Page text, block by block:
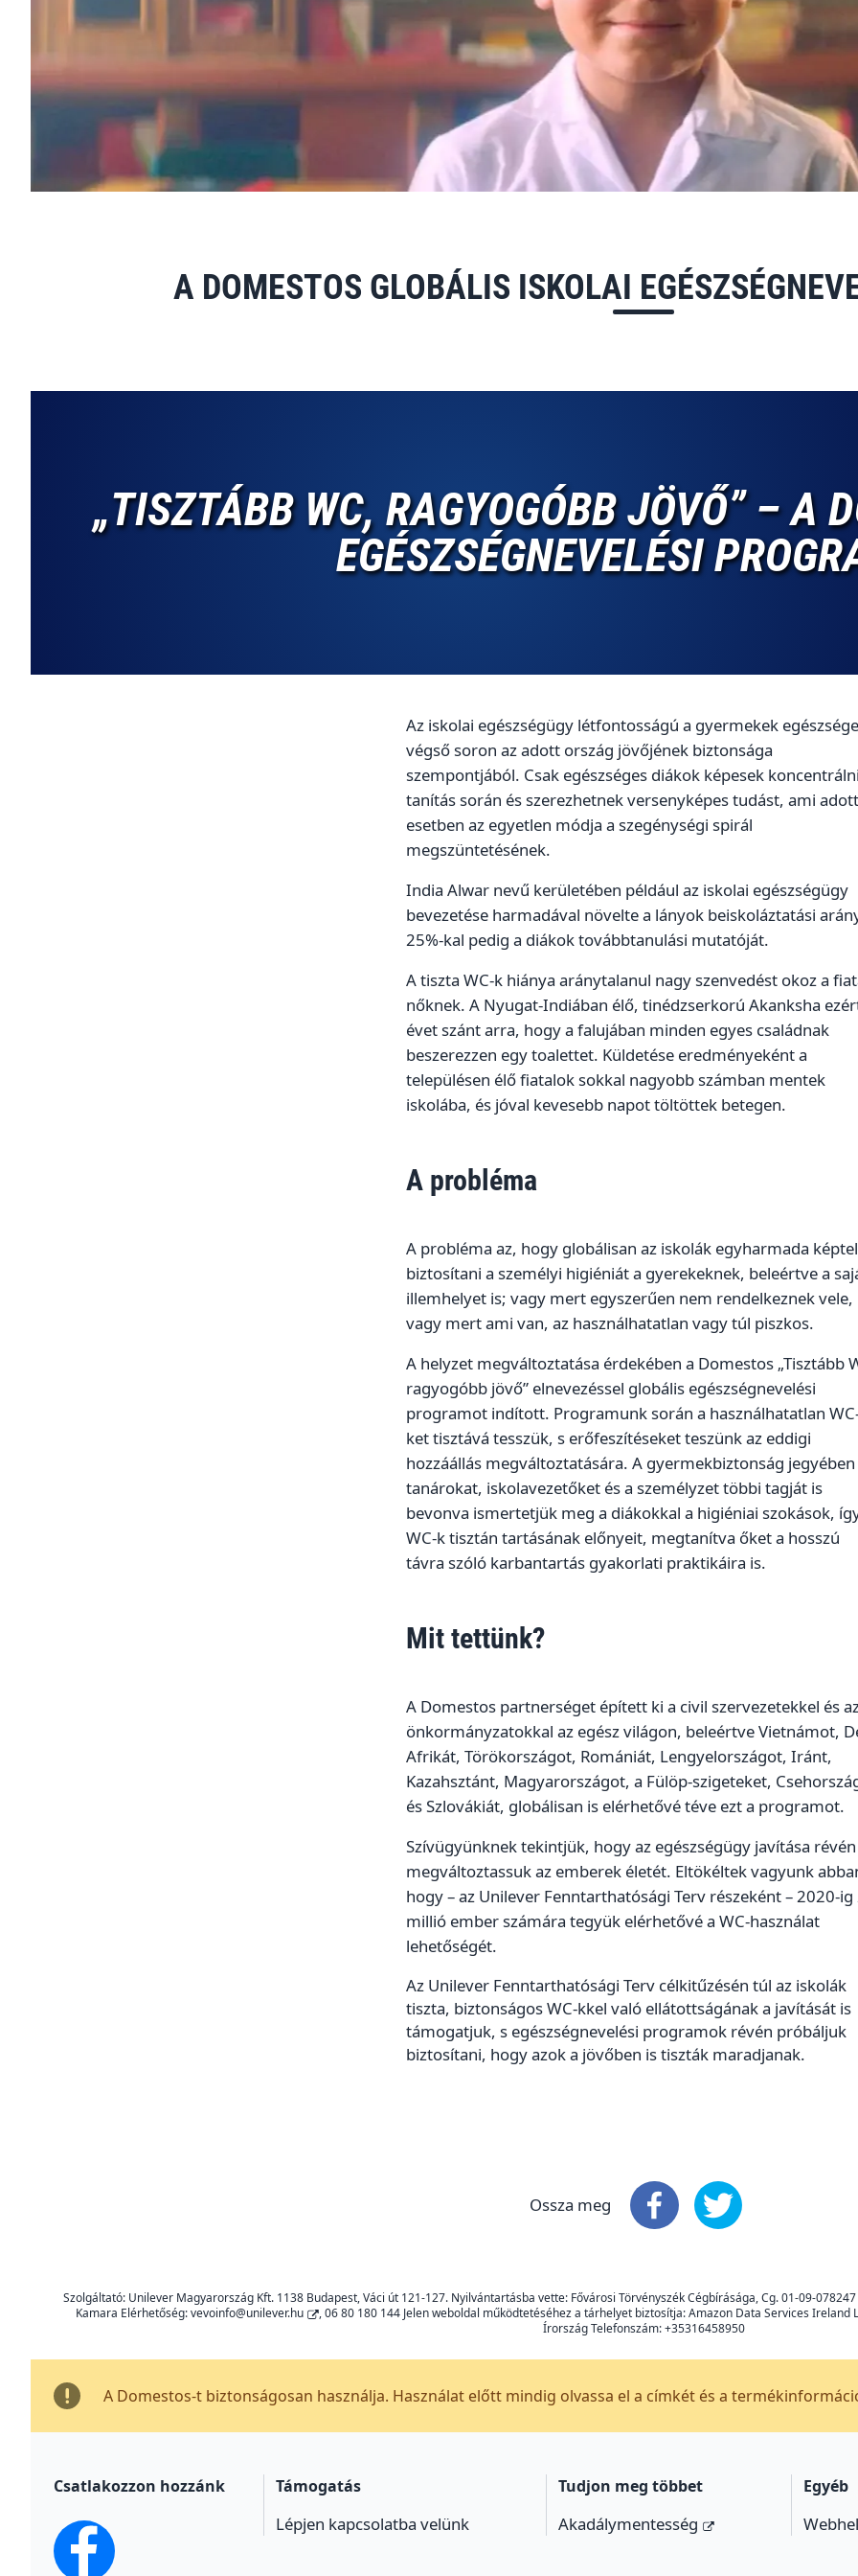
A DOMESTOS GLOBÁLIS ISKOLAI
„TISZTÁBB WC, RAGYOGÓBB JÖVŐ” – A
EGÉSZSÉGNEVELÉSI
Az iskolai egészségügy létfontosságú a gyermekek
végső soron az adott ország jövőjének biztonsága
szempontjából. Csak egészséges diákok képesek
tanítás során és szerezhetnek versenyképes tudást, ami adott
esetben az egyetlen módja a szegénységi spirál
megszüntetésének.
India Alwar nevű kerületében például az iskolai egészségügy
bevezetése harmadával növelte a lányok beiskoláztatási
25%-kal pedig a diákok továbbtanulási mutatóját.
A tiszta WC-k hiánya aránytalanul nagy szenvedést okoz a
nőknek. A Nyugat-Indiában élő, tinédzserkorú Akanksha
évet szánt arra, hogy a falujában minden egyes családnak
beszerezzen egy toalettet. Küldetése eredményeként a
településen élő fiatalok sokkal nagyobb számban mentek
iskolába, és jóval kevesebb napot töltöttek betegen.
A probléma
A probléma az, hogy globálisan az iskolák egyharmada
biztosítani a személyi higiéniát a gyerekeknek, beleértve a
illemhelyet is; vagy mert egyszerűen nem rendelkeznek vele,
vagy mert ami van, az használhatatlan vagy túl piszkos.
A helyzet megváltoztatása érdekében a Domestos „Tisztább
ragyogóbb jövő” elnevezéssel globális egészségnevelési
programot indított. Programunk során a használhatatlan
ket tisztává tesszük, s erőfeszítéseket teszünk az eddigi
hozzáállás megváltoztatására. A gyermekbiztonság jegyében
tanárokat, iskolavezetőket és a személyzet többi tagját is
bevonva ismertetjük meg a diákokkal a higiéniai szokások,
WC-k tisztán tartásának előnyeit, megtanítva őket a hosszú
távra szóló karbantartás gyakorlati praktikáira is.
Mit tettünk?
A Domestos partnerséget épített ki a civil szervezetekkel és
önkormányzatokkal az egész világon, beleértve Vietnámot,
Afrikát, Törökországot, Romániát, Lengyelországot, Iránt,
Kazahsztánt, Magyarországot, a Fülöp-szigeteket,
és Szlovákiát, globálisan is elérhetővé téve ezt a programot.
Szívügyünknek tekintjük, hogy az egészségügy javítása révén
megváltoztassuk az emberek életét. Eltökéltek vagyunk
hogy – az Unilever Fenntarthatósági Terv részeként – 2020-ig
millió ember számára tegyük elérhetővé a WC-használat
lehetőségét.
Az Unilever Fenntarthatósági Terv célkitűzésén túl az iskolák
tiszta, biztonságos WC-kkel való ellátottságának a javítását is
támogatjuk, s egészségnevelési programok révén próbáljuk
biztosítani, hogy azok a jövőben is tiszták maradjanak.
Ossza meg Ossza meg : Facebook
Ossza meg
Szolgáltató: Unilever Magyarország Kft. 1138 Budapest, Váci út 121-127. Nyilvántartásba vette: Fővárosi Törvényszék Cégbírásága, Cg. 01-09-
Kamara Elérhetőség:vevoinfo@unilever.hu
, 06 80 180 144 Jelen weboldal működtetéséhez a tárhelyet biztosítja: Amazon Data Services
Írország Telefonszám: +35316458950
A Domestos-t biztonságosan használja. Használat előtt mindig olvassa el a címkét és a
Csatlakozzon hozzánk
facebook
Támogatás
Lépjen kapcsolatba velünk
Tudjon meg többet
Akadálymentesség
Egyéb